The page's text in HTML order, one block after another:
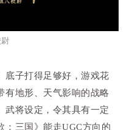
底子打得足够好，游戏花
有地形、天气影响的战略
武将设定，令其具有一定
：三国》能走UGC方向的